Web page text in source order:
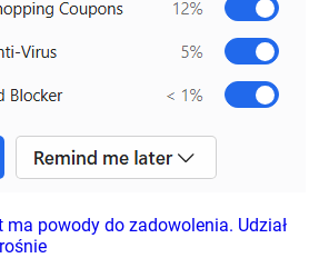
ma powody do zadowolenia. Udział